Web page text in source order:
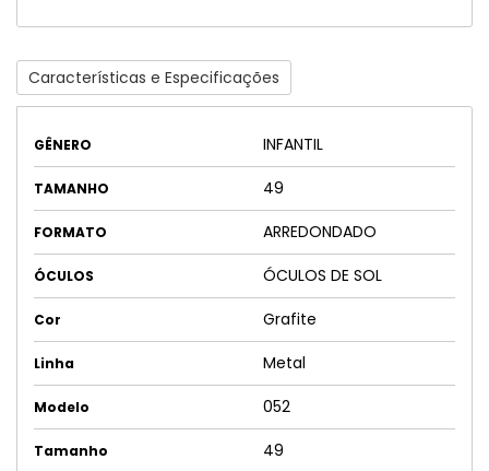
Características e Especificações
GÊNERO INFANTIL
TAMANHO 49
FORMATO ARREDONDADO
ÓCULOS ÓCULOS DE SOL
Cor Grafite
Linha Metal
Modelo 052
Tamanho 49